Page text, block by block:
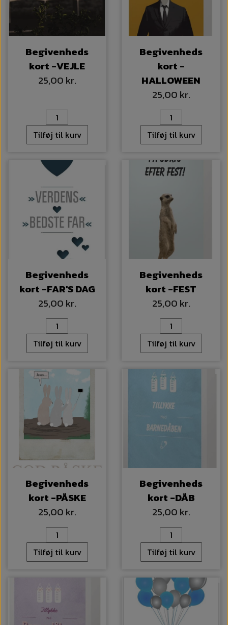
Begivenheds
kort -VEJLE
25,00 kr.
Tilføj til kurv
Begivenheds
kort -
HALLOWEEN
25,00 kr.
Tilføj til kurv
Begivenheds
kort -FAR'S DAG
25,00 kr.
Tilføj til kurv
Begivenheds
kort -FEST
25,00 kr.
Tilføj til kurv
Begivenheds
kort -PÅSKE
25,00 kr.
Tilføj til kurv
Begivenheds
kort -DÅB
25,00 kr.
Tilføj til kurv